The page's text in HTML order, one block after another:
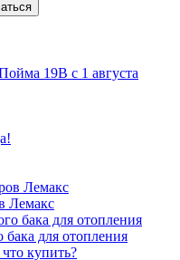
19В с 1 августа
Лемакс
бака для отопления